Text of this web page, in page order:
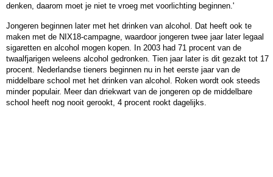
denken, daarom moet je niet te vroeg met voorlichting beginnen.'
Jongeren beginnen later met het drinken van alcohol. Dat heeft ook te
maken met de NIX18-campagne, waardoor jongeren twee jaar later legaal
sigaretten en alcohol mogen kopen. In 2003 had 71 procent van de
twaalfjarigen weleens alcohol gedronken. Tien jaar later is dit gezakt tot 17
procent. Nederlandse tieners beginnen nu in het eerste jaar van de
middelbare school met het drinken van alcohol. Roken wordt ook steeds
minder populair. Meer dan driekwart van de jongeren op de middelbare
school heeft nog nooit gerookt, 4 procent rookt dagelijks.